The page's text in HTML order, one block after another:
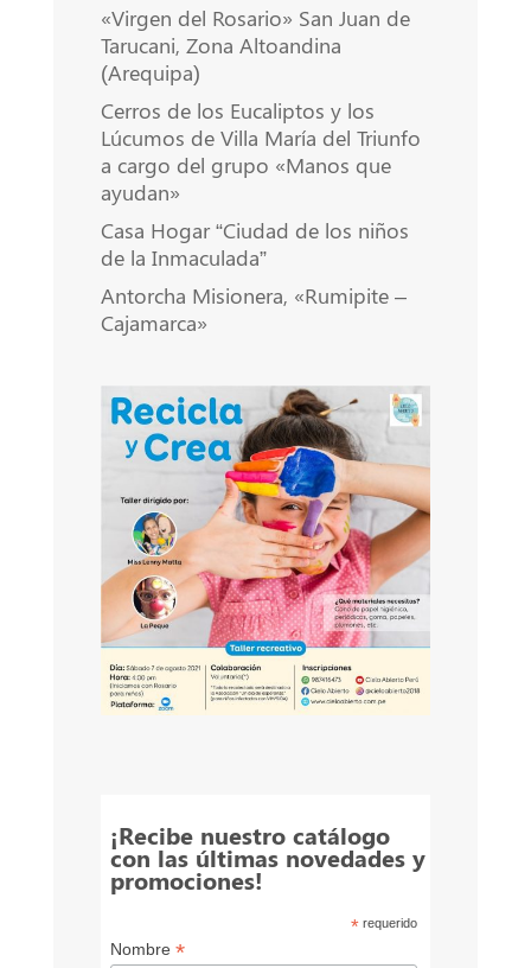
«Virgen del Rosario» San Juan de
Tarucani, Zona Altoandina
(Arequipa)
Cerros de los Eucaliptos y los
Lúcumos de Villa María del Triunfo
a cargo del grupo «Manos que
ayudan»
Casa Hogar “Ciudad de los niños
de la Inmaculada”
Antorcha Misionera, «Rumipite –
Cajamarca»
¡Recibe nuestro catálogo
con las últimas novedades y
promociones!
* requerido
Nombre*